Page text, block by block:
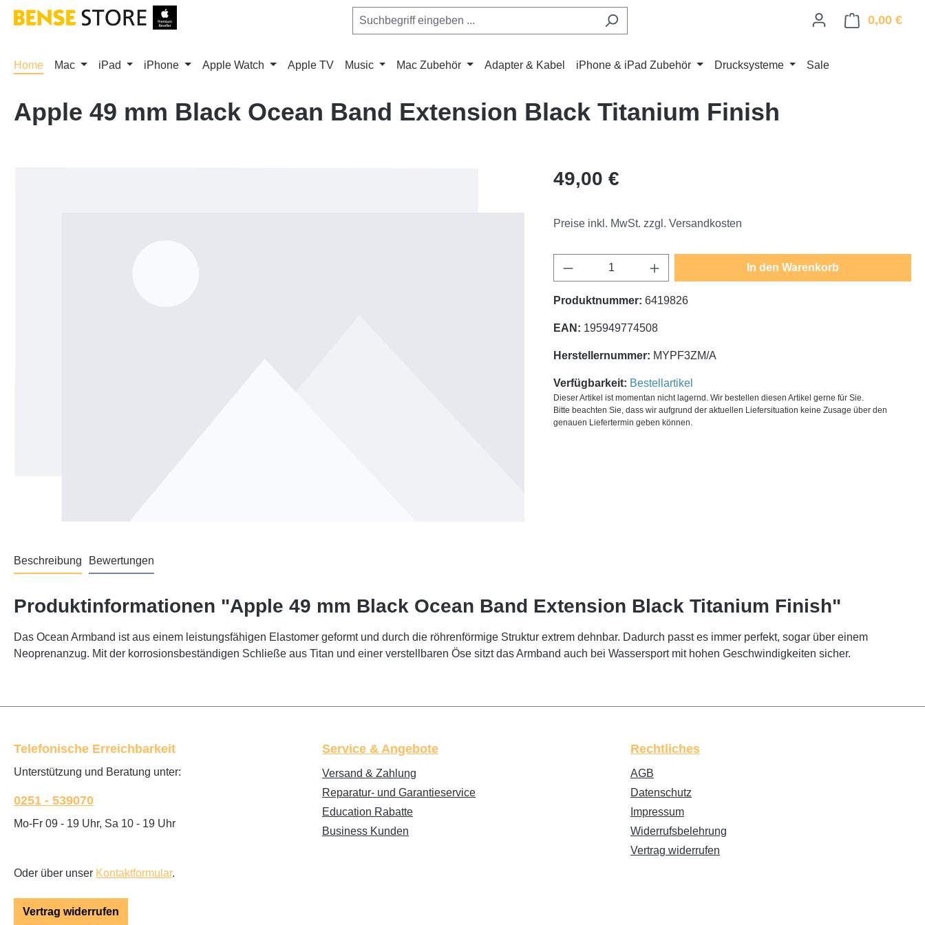
Hauptinhalt springen
Zur Suche springen
Zur Hauptnavigation springen 0,00 €
Home Mac iPad iPhone Apple Watch Apple TV Music Mac Zubehör Adapter & Kabel iPhone & iPad Zubehör Drucksysteme Sale
Apple 49 mm Black Ocean Band Extension Black Titanium Finish
Regulärer Preis:
49,00 €
Preise inkl. MwSt. zzgl. Versandkosten
Produkt Anzahl: Gib den gewünschten Wert ein
In den Warenkorb
Produktnummer: 6419826
EAN: 195949774508
Herstellernummer: MYPF3ZM/A
Verfügbarkeit: Bestellartikel
Dieser Artikel ist momentan nicht lagernd. Wir bestellen diesen Artikel gerne für Sie.
Bitte beachten Sie, dass wir aufgrund der aktuellen Liefersituation keine Zusage über den
genauen Liefertermin geben können.
Beschreibung Bewertungen
Produktinformationen "Apple 49 mm Black Ocean Band Extension Black Titanium Finish"
Das Ocean Armband ist aus einem leistungs­fähigen Elastomer geformt und durch die röhren­förmige Struktur extrem dehnbar. Dadurch passt es immer perfekt, sogar über einem
Neoprenanzug. Mit der korrosions­beständigen Schließe aus Titan und einer verstellbaren Öse sitzt das Armband auch bei Wassersport mit hohen Geschwindigkeiten sicher.
Telefonische Erreichbarkeit
Unterstützung und Beratung unter:
0251 - 539070
Mo-Fr 09 - 19 Uhr, Sa 10 - 19 Uhr
Oder über unser Kontaktformular.
Vertrag widerrufen
Service & Angebote
Versand & Zahlung
Reparatur- und Garantieservice
Education Rabatte
Business Kunden
Rechtliches
AGB
Datenschutz
Impressum
Widerrufsbelehrung
Vertrag widerrufen